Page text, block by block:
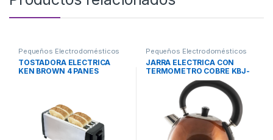
Pequeños Electrodomésticos
TOSTADORA ELECTRICA
KEN BROWN 4 PANES
Pequeños Electrodomésticos
JARRA ELECTRICA CON
TERMOMETRO COBRE KBJ-
126 D KEN BROWN